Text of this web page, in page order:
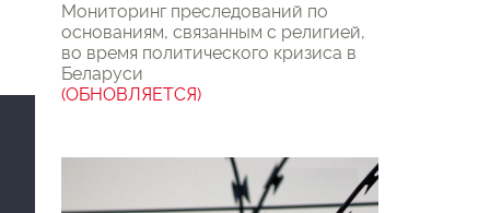
Мониторинг преследований по
основаниям, связанным с религией,
во время политического кризиса в
Беларуси
(ОБНОВЛЯЕТСЯ)